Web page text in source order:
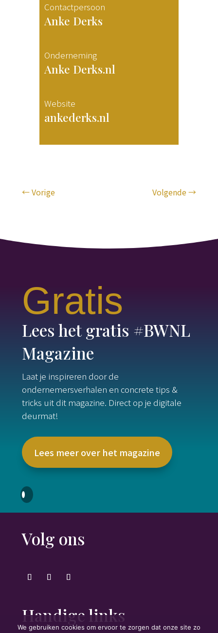
Contactpersoon
Anke Derks
Onderneming
Anke Derks.nl
Website
ankederks.nl
←Vorige Volgende→
Gratis
Lees het gratis #BWNL
Magazine
Laat je inspireren door de
ondernemersverhalen en concrete tips &
tricks uit dit magazine. Direct op je digitale
deurmat!
Lees meer over het magazine
Volg ons
Handige links
We gebruiken cookies om ervoor te zorgen dat onze site zo